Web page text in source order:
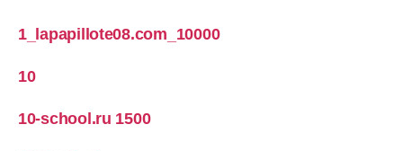
1_lapapillote08.com_10000
10
10-school.ru 1500